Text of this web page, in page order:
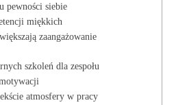
pewności siebie
miękkich
zaangażowanie
szkoleń dla zespołu
atmosfery w pracy